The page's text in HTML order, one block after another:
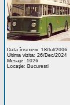
Data înscrierii: 18/Iul/2006
Ultima vizita: 26/Dec/2024
Mesaje: 1026
Locaţie: Bucuresti